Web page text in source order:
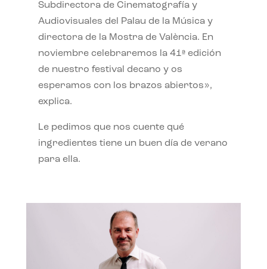
Subdirectora de Cinematografía y
Audiovisuales del Palau de la Música y
directora de la Mostra de València. En
noviembre celebraremos la 41ª edición
de nuestro festival decano y os
esperamos con los brazos abiertos»,
explica.
Le pedimos que nos cuente qué
ingredientes tiene un buen día de verano
para ella.